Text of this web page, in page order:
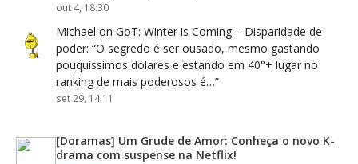
out 4, 18:30
Michael on GoT: Winter is Coming – Disparidade de
poder: “O segredo é ser ousado, mesmo gastando
pouquissimos dólares e estando em 40°+ lugar no
ranking de mais poderosos é…”
set 29, 14:11
[Doramas] Um Grude de Amor: Conheça o novo K-
drama com suspense na Netflix!